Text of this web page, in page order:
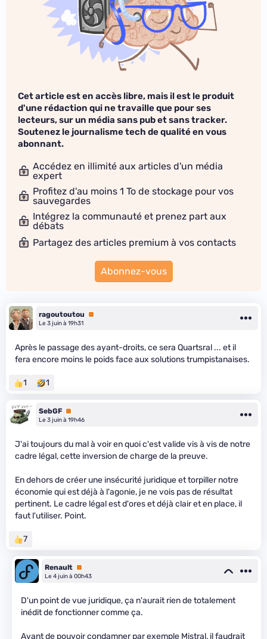
Cet article est en accès libre, mais il est le produit
d'une rédaction qui ne travaille que pour ses
lecteurs, sur un média sans pub et sans tracker.
Soutenez le journalisme tech de qualité en vous
abonnant.
Accédez en illimité aux articles d'un média
expert
Profitez d'au moins 1 To de stockage pour vos
sauvegardes
Intégrez la communauté et prenez part aux
débats
Partagez des articles premium à vos contacts
Abonnez-vous
ragoutoutou
Premium
Le 3 juin à 19h31
Après le passage des ayant-droits, ce sera Quartsral ... et il
fera encore moins le poids face aux solutions trumpistanaises.
1 1
SebGF Premium
Le 3 juin à 19h46
J'ai toujours du mal à voir en quoi c'est valide vis à vis de notre
cadre légal, cette inversion de charge de la preuve.
En dehors de créer une insécurité juridique et torpiller notre
économie qui est déjà à l'agonie, je ne vois pas de résultat
pertinent. Le cadre légal est d'ores et déjà clair et en place, il
faut l'utiliser. Point.
7
Renault Premium
Le 4 juin à 00h43
D'un point de vue juridique, ça n'aurait rien de totalement
inédit de fonctionner comme ça.
Avant de pouvoir condamner par exemple Mistral, il faudrait